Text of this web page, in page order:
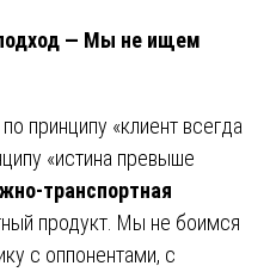
— Мы не ищем
принципу «клиент всегда
«истина превыше
транспортная
продукт. Мы не боимся
с оппонентами, с